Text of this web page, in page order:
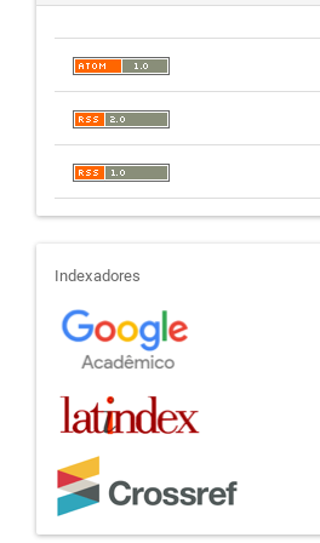
indexadores
Indexadores